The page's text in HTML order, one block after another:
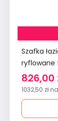
Szafka
ryflowane
826,00
1032,50 zł